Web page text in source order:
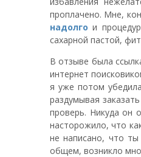
проплачено. Мне,
надолго и
сахарной пастой,
В отзыве была
интернет
я уже потом
раздумывая
проверь. Никуда он
насторожило, что
не написано, что
общем, возникло